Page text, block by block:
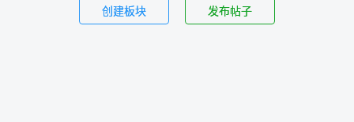
创建板块 发布帖子